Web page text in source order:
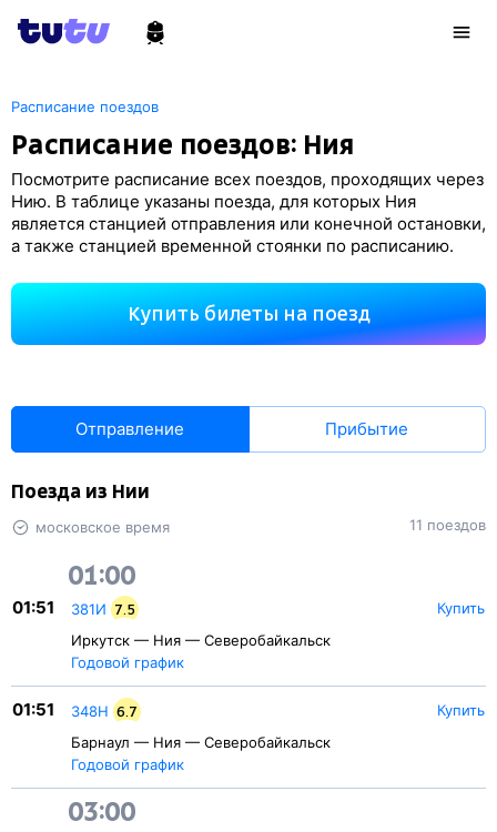
Расписание поездов
Расписание поездов: Ния
Посмотрите расписание всех поездов, проходящих через
Нию. В таблице указаны поезда, для которых Ния
является станцией отправления или конечной остановки,
а также станцией временной стоянки по расписанию.
Купить билеты на поезд
Отправление Прибытие
Поезда из Нии
московское время 11 поездов
01:00
01:51 381И 7.5
Иркутск — Ния — Северобайкальск
Годовой график
Купить
01:51 348Н 6.7
Барнаул — Ния — Северобайкальск
Годовой график
Купить
03:00